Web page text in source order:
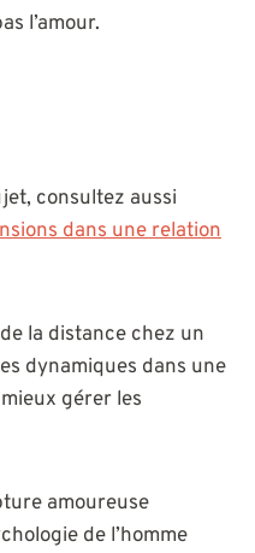
l’amour.
consultez aussi
dans une relation
la distance chez un
dynamiques dans une
gérer les
amoureuse
de l’homme